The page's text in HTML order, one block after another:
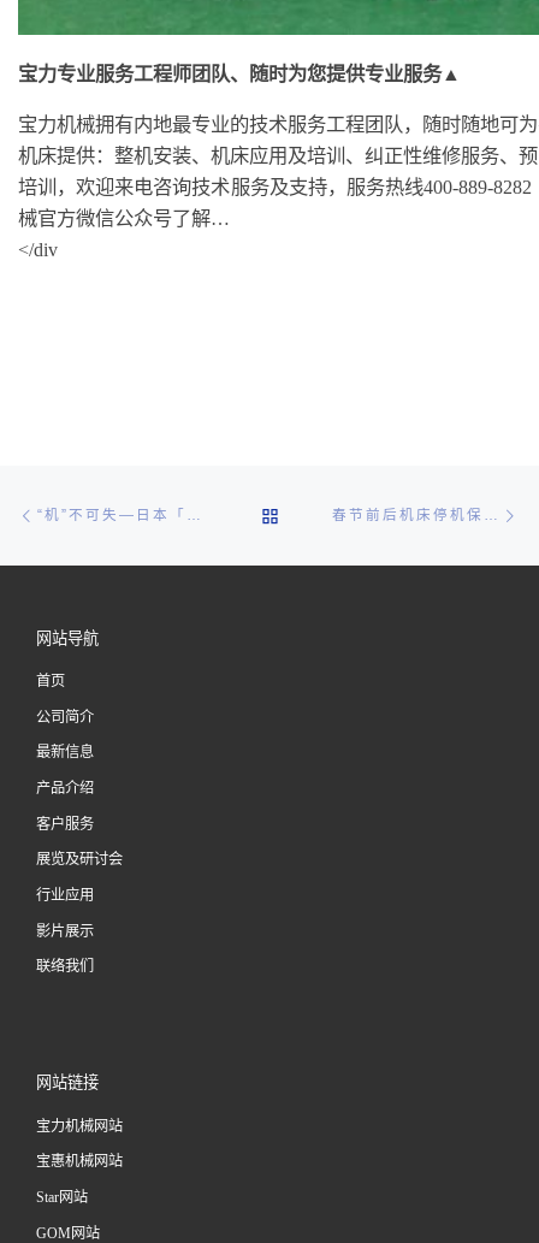
宝力专业服务工程师团队、随时为您提供专业服务▲
宝力机械拥有内地最专业的技术服务工程团队，随时随地可
机床提供：整机安装、机床应用及培训、纠正性维修服务、
培训，欢迎来电咨询技术服务及支持，服务热线400-889-
械官方微信公众号了解…
</div
BACK TO POST LIST
网站导航
首页
公司简介
最新信息
产品介绍
客户服务
展览及研讨会
行业应用
影片展示
联络我们
网站链接
宝力机械网站
宝惠机械网站
Star网站
GOM网站